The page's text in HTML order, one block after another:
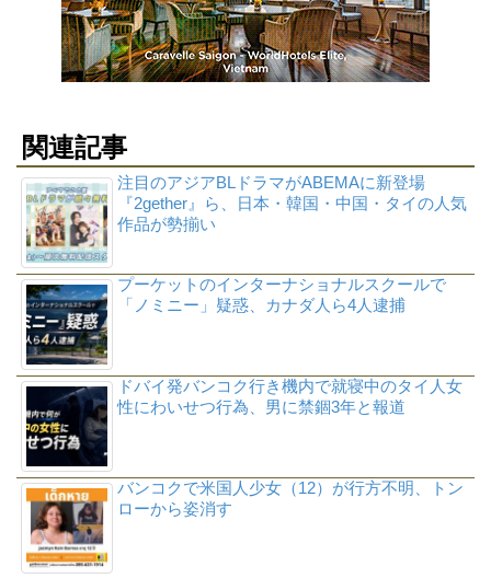
関連記事
注目のアジアBLドラマがABEMAに新登場
『2gether』ら、日本・韓国・中国・タイの人気
作品が勢揃い
プーケットのインターナショナルスクールで
「ノミニー」疑惑、カナダ人ら4人逮捕
ドバイ発バンコク行き機内で就寝中のタイ人女
性にわいせつ行為、男に禁錮3年と報道
バンコクで米国人少女（12）が行方不明、トン
ローから姿消す